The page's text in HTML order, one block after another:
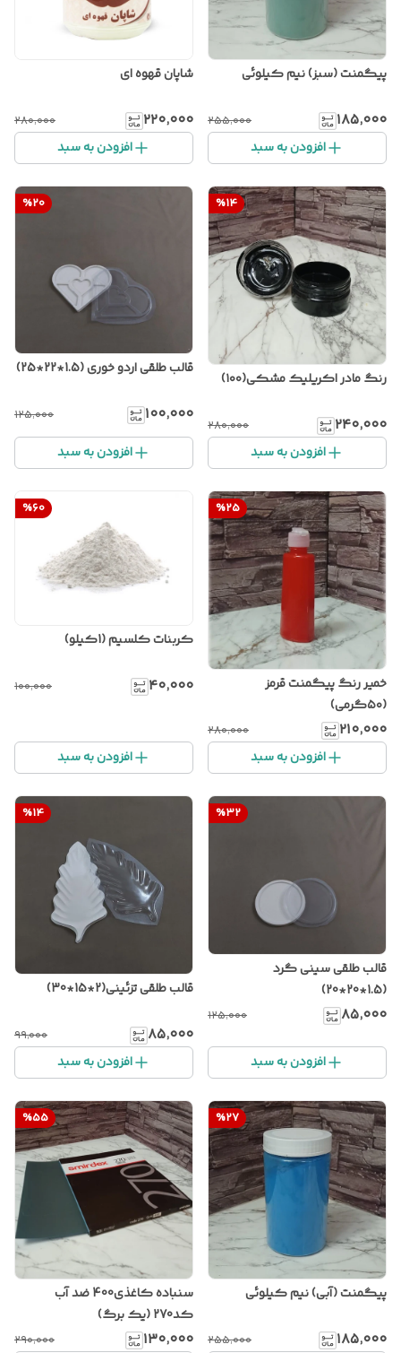
پیگمنت (سبز) نیم کیلوئی
۱۸۵٬۰۰۰ ۲۵۵٬۰۰۰
افزودن به سبد
شاپان قهوه ای
۲۲۰٬۰۰۰ ۲۸۰٬۰۰۰
افزودن به سبد
%14
رنگ مادر اکریلیک مشکی(۱۰۰)
۲۴۰٬۰۰۰ ۲۸۰٬۰۰۰
افزودن به سبد
%20
قالب طلقی اردو خوری (1.5*22*25)
۱۰۰٬۰۰۰ ۱۲۵٬۰۰۰
افزودن به سبد
%25
خمیر رنگ پیگمنت قرمز
(۵۰گرمی)
۲۱۰٬۰۰۰ ۲۸۰٬۰۰۰
افزودن به سبد
%60
کربنات کلسیم (1کیلو)
۴۰٬۰۰۰ ۱۰۰٬۰۰۰
افزودن به سبد
%32
قالب طلقی سینی گرد
(1.5*20*20)
۸۵٬۰۰۰ ۱۲۵٬۰۰۰
افزودن به سبد
%14
قالب طلقی تزئینی(2*15*30)
۸۵٬۰۰۰ ۹۹٬۰۰۰
افزودن به سبد
%27
پیگمنت (آبی) نیم کیلوئی
۱۸۵٬۰۰۰ ۲۵۵٬۰۰۰
%55
سنباده کاغذی400 ضد آب
کد270 (یک برگ)
۱۳۰٬۰۰۰ ۲۹۰٬۰۰۰